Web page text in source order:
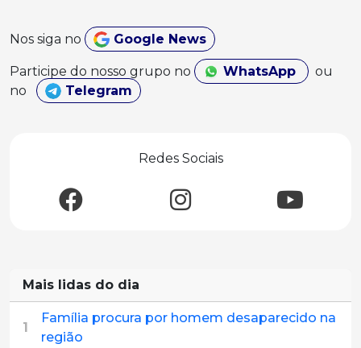
Nos siga no Google News
Participe do nosso grupo no WhatsApp
ou
no
Telegram
Redes Sociais
Mais lidas do dia
1
Família procura por homem desaparecido na
região